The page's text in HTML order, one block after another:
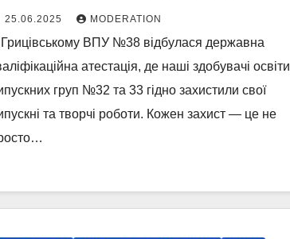
25.06.2025 MODERATION
ВПУ №38 відбулася державна
атестація, де наші здобувачі освіти
груп №32 та 33 гідно захистили свої
та творчі роботи. Кожен захист — це не